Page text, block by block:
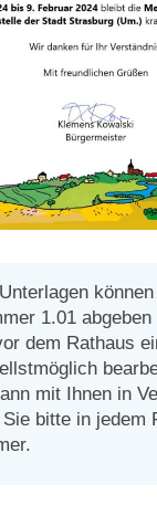
до
بكم في
1.01
dem Rathaus
mit Ihnen in
bitte in jedem